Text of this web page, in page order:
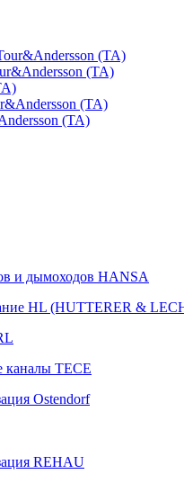
(TA)
(TA)
(TA)
(TA)
и дымоходов HANSA
HL (HUTTERER &
каналы TECE
Ostendorf
REHAU